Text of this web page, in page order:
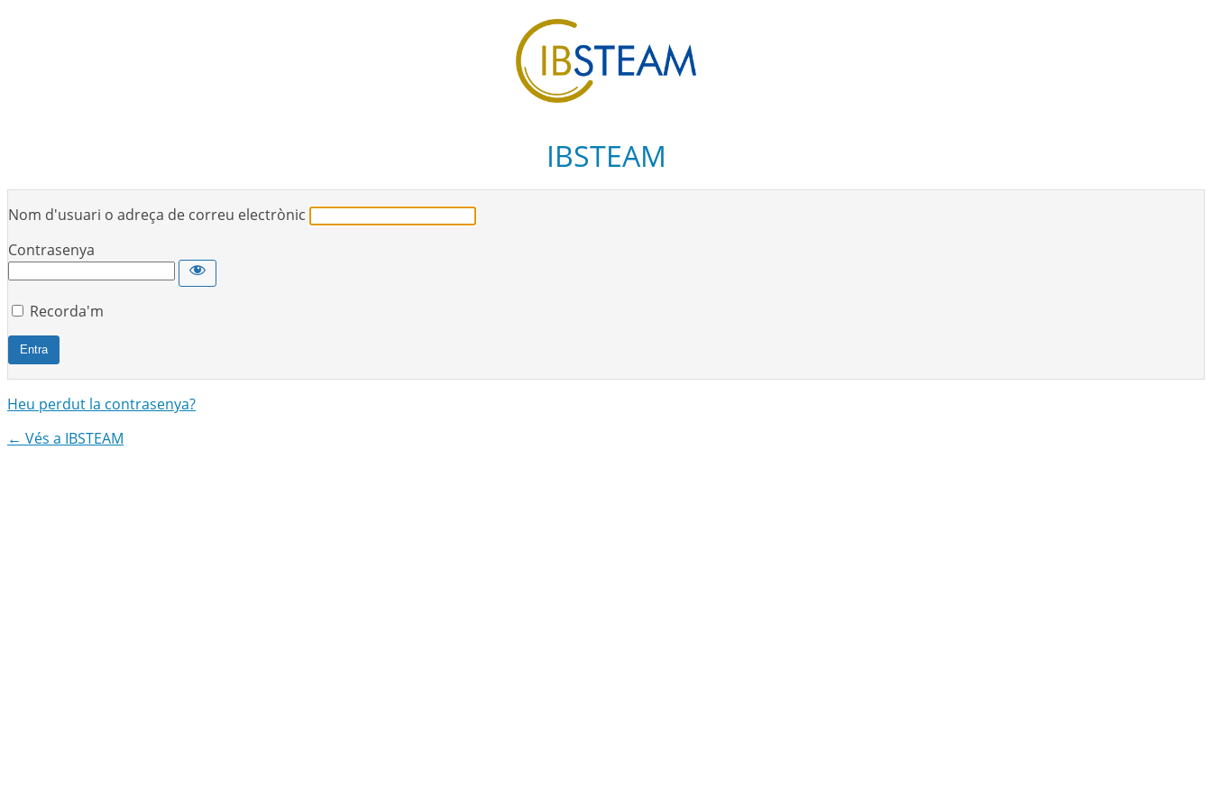
IBSTEAM
Nom d'usuari o adreça de correu electrònic
Contrasenya
Recorda'm
Heu perdut la contrasenya?
← Vés a IBSTEAM